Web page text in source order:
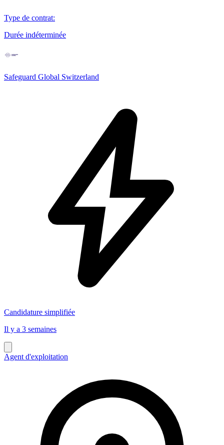
Type de contrat:
Durée indéterminée
Safeguard Global Switzerland
Candidature simplifiée
Il y a 3 semaines
Agent d'exploitation